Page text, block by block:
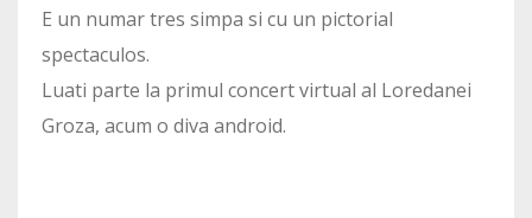
E un numar tres simpa si cu un pictorial
spectaculos.
Luati parte la primul concert virtual al Loredanei
Groza, acum o diva android.